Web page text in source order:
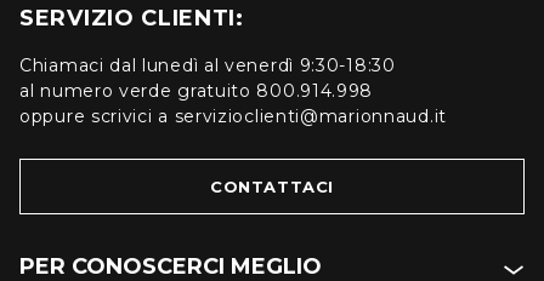
SERVIZIO CLIENTI:
Chiamaci dal lunedì al venerdì 9:30-18:30
al numero verde gratuito 800.914.998
oppure scrivici a servizioclienti@marionnaud.it
CONTATTACI
PER CONOSCERCI MEGLIO